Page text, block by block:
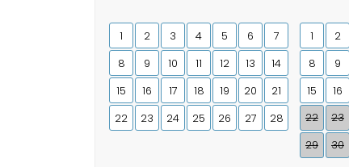
1 2 3 4 5 6
7
8
9 10 11 12 13
14
15
16 17 18 19 20
21
22
23 24 25 26 27 28
1 2
8
9
15
16
22
23
29
30